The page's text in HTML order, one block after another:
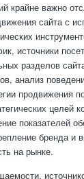
крайне важно
сайта с
источники
разделов
анализ
продвижения
целей
показателей
бренда и
на рынке.